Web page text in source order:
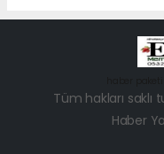
Tüm hakları
Haber